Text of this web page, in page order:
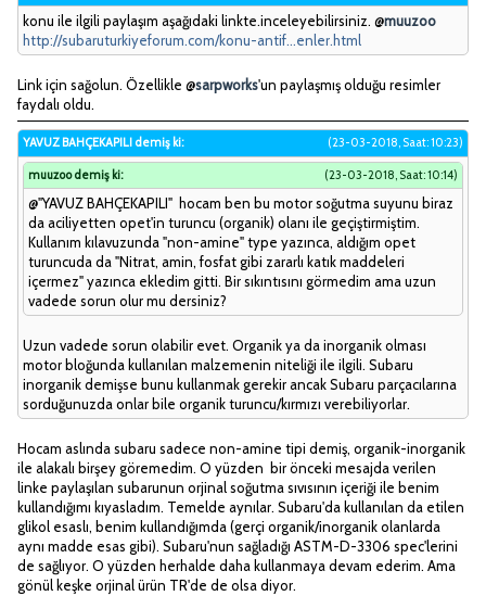
konu ile ilgili paylaşım aşağıdaki linkte.inceleyebilirsiniz. @muuzoo
http://subaruturkiyeforum.com/konu-antif...enler.html
Link için sağolun. Özellikle @sarpworks'un paylaşmış olduğu resimler
faydalı oldu.
(23-03-2018, Saat: 10:23)
YAVUZ BAHÇEKAPILI demiş ki:
(23-03-2018, Saat: 10:14)
muuzoo demiş ki:
@"YAVUZ BAHÇEKAPILI" hocam ben bu motor soğutma suyunu biraz
da aciliyetten opet'in turuncu (organik) olanı ile geçiştirmiştim.
Kullanım kılavuzunda "non-amine" type yazınca, aldığım opet
turuncuda da "Nitrat, amin, fosfat gibi zararlı katık maddeleri
içermez" yazınca ekledim gitti. Bir sıkıntısını görmedim ama uzun
vadede sorun olur mu dersiniz?
Uzun vadede sorun olabilir evet. Organik ya da inorganik olması
motor bloğunda kullanılan malzemenin niteliği ile ilgili. Subaru
inorganik demişse bunu kullanmak gerekir ancak Subaru parçacılarına
sorduğunuzda onlar bile organik turuncu/kırmızı verebiliyorlar.
Hocam aslında subaru sadece non-amine tipi demiş, organik-inorganik
ile alakalı birşey göremedim. O yüzden bir önceki mesajda verilen
linke paylaşılan subarunun orjinal soğutma sıvısının içeriği ile benim
kullandığımı kıyasladım. Temelde aynılar. Subaru'da kullanılan da etilen
glikol esaslı, benim kullandığımda (gerçi organik/inorganik olanlarda
aynı madde esas gibi). Subaru'nun sağladığı ASTM-D-3306 spec'lerini
de sağlıyor. O yüzden herhalde daha kullanmaya devam ederim. Ama
gönül keşke orjinal ürün TR'de de olsa diyor.